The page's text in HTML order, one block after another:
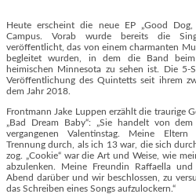
Heute erscheint die neue EP „Good
Campus. Vorab wurde bereits die
veröffentlicht, das von einem charmanten
begleitet wurden, in dem die Band
heimischen Minnesota zu sehen ist. Die 5-
Veröffentlichung des Quintetts seit ihrem
dem Jahr 2018.
Frontmann Jake Luppen erzählt die traurige
„Bad Dream Baby“: „Sie handelt von
vergangenen Valentinstag. Meine
Trennung durch, als ich 13 war, die sich
zog. „Cookie“ war die Art und Weise, wie
abzulenken. Meine Freundin Raffaella
Abend darüber und wir beschlossen, zu
das Schreiben eines Songs aufzulockern.“